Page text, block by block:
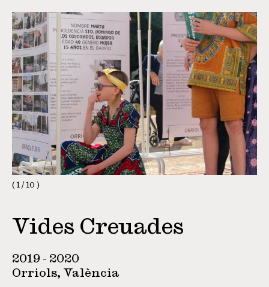
1 / 10
Vides Creuades
2019 - 2020
Orriols, València